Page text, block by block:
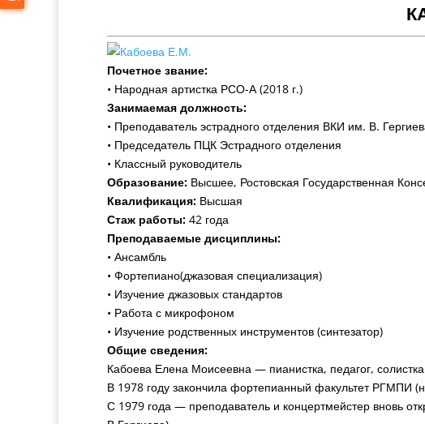
Почетное звание:
• Народная артистка РСО-А (2018 г.)
Занимаемая должность:
• Преподаватель эстрадного отделения ВКИ им. В.
• Председатель ПЦК Эстрадного отделения
• Классный руководитель
Образование: Высшее, Ростовская Государственная
Квалификация: Высшая
Стаж работы: 42 года
Преподаваемые дисциплины:
• Ансамбль
• Фортепиано(джазовая специализация)
• Изучение джазовых стандартов
• Работа с микрофоном
• Изучение родственных инструментов (синтезатор)
Общие сведения:
Кабоева Елена Моисеевна — пианистка, педагог,
В 1978 году закончила фортепианный факультет РГМПИ
С 1979 года — преподаватель и концертмейстер вновь